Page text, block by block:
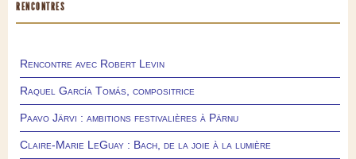
RENCONTRES
Rencontre avec Robert Levin
Raquel García Tomás, compositrice
Paavo Järvi : ambitions festivalières à Pärnu
Claire-Marie LeGuay : Bach, de la joie à la lumière